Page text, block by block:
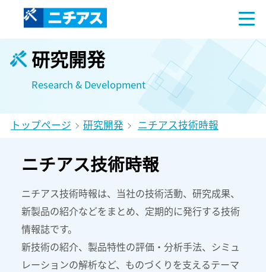
研究開発
Research & Development
トップページ 研究開発 ニチアス技術時報
ニチアス技術時報
ニチアス技術時報は、当社の技術活動、研究成果、
新製品の紹介などをまとめ、定期的に発行する技術
情報誌です。
新技術の紹介、製品特性の評価・分析手法、シミュ
レーションの解析など、ものづくりを支えるテーマ